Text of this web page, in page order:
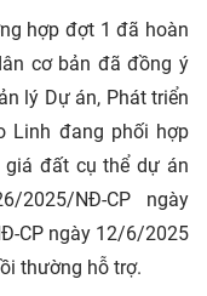
hợp đợt 1 đã hoàn
cơ bản đã đồng ý
lý Dự án, Phát triển
Linh đang phối hợp
giá đất cụ thể dự án
NĐ-CP ngày
CP ngày 12/6/2025
thường hỗ trợ.